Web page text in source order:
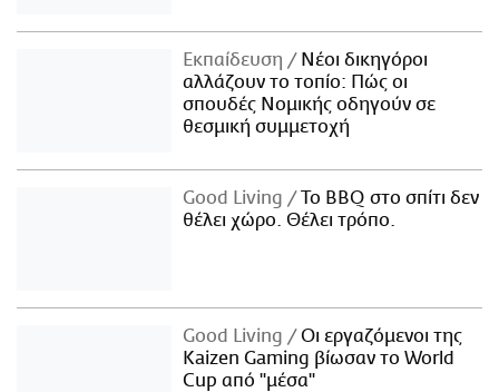
Εκπαίδευση
Νέοι δικηγόροι
αλλάζουν το τοπίο: Πώς οι
σπουδές Νομικής οδηγούν σε
θεσμική συμμετοχή
Good Living
Το BBQ στο σπίτι δεν
θέλει χώρο. Θέλει τρόπο.
Good Living
Οι εργαζόμενοι της
Kaizen Gaming βίωσαν το World
Cup από "μέσα"